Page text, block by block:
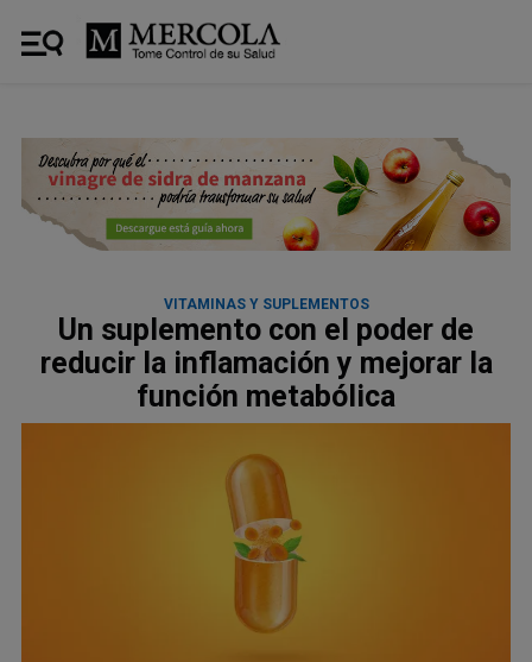
VITAMINAS Y SUPLEMENTOS
Un suplemento con el poder de
reducir la inflamación y mejorar la
función metabólica